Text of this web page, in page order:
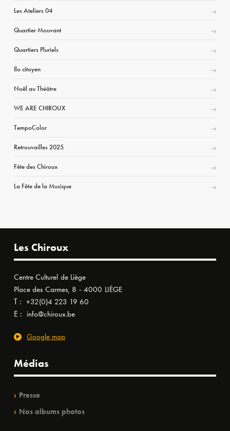
Les Ateliers 04
Quartier Mouvant
Quartiers Pluriels
Ilo citoyen
Noël au Théâtre
WE ARE CHIROUX
TempoColor
Retrouvailles 2025
Fête des Chiroux
La Fête de la Musique
Les Chiroux
Centre Culturel de Liège
Place des Carmes, 8 - 4000 LIÈGE
T : +32(0)4 223 19 60
E : info@chiroux.be
Google map
Médias
Presse
Nos albums photos